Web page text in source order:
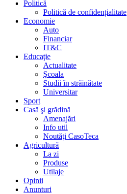
Politică
Politică de confidențialitate
Economie
Auto
Financiar
IT&C
Educaţie
Actualitate
Şcoala
Studii în străinătate
Universitar
Sport
Casă şi grădină
Amenajări
Info util
Noutăţi CasoTeca
Agricultură
La zi
Produse
Utilaje
Opinii
Anunturi